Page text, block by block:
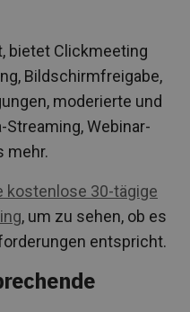
bietet Clickmeeting
Bildschirmfreigabe,
moderierte und
Streaming, Webinar-
mehr.
kostenlose 30-tägige
, um zu sehen, ob es
entspricht.